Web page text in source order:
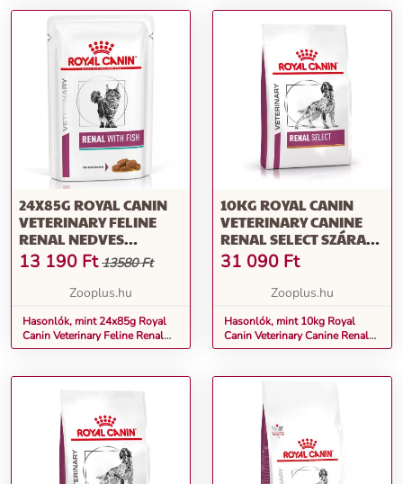
24X85G ROYAL CANIN
VETERINARY FELINE
RENAL NEDVES
MACSKATÁP-MIX: 12 X
85 G HAL + 12 X 85 G
13 190 Ft 13580 Ft
Zooplus.hu
Hasonlók, mint 24x85g Royal
Canin Veterinary Feline Renal
nedves macskatáp-Mix: 12 x 85
10KG ROYAL CANIN
VETERINARY CANINE
RENAL SELECT SZÁRAZ
KUTYATÁP
31 090 Ft
Zooplus.hu
Hasonlók, mint 10kg Royal
Canin Veterinary Canine Renal
Select száraz kutyatáp